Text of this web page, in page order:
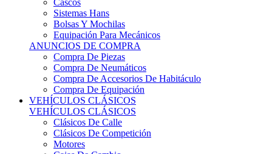
Suspensiones
Habitáculo
Llantas
Neumáticos
ANUNCIOS DE COMPRA
Compra De Competición
Compra De Calle
Compra De Piezas
KARTING
KARTING
Karts Completos Alevín
Karts Completos Cadete
Karts Completos Junior
Karts Completos Senior